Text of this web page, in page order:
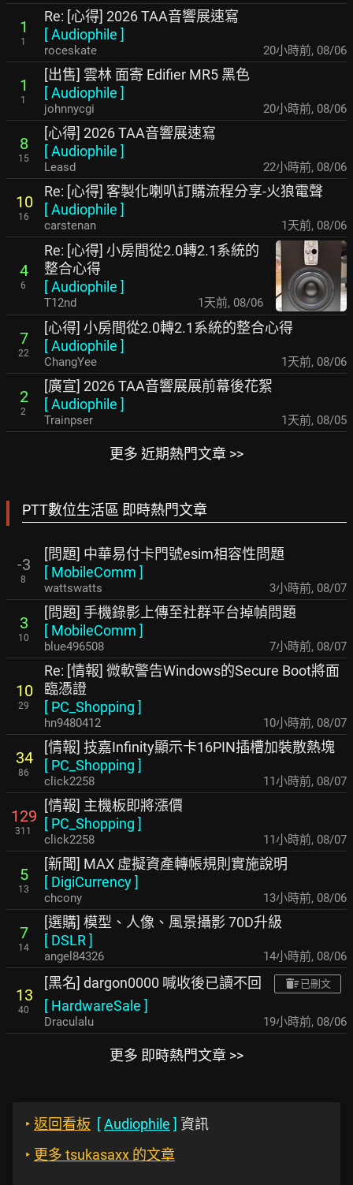
1
1
Re: [心得] 2026 TAA音響展速寫
[Audiophile ]
roceskate 20小時前, 08/06
1
1
[出售] 雲林 面寄 Edifier MR5 黑色
[Audiophile ]
johnnycgi 20小時前, 08/06
8
15
[心得] 2026 TAA音響展速寫
[Audiophile ]
Leasd 22小時前, 08/06
10
16
Re: [心得] 客製化喇叭訂購流程分享-火狼電聲
[Audiophile ]
carstenan 1天前, 08/06
4
6
Re: [心得] 小房間從2.0轉2.1系統的
整合心得
[Audiophile ]
T12nd 1天前, 08/06
7
22
[心得] 小房間從2.0轉2.1系統的整合心得
[Audiophile ]
ChangYee 1天前, 08/06
2
2
[廣宣] 2026 TAA音響展展前幕後花絮
[Audiophile ]
Trainpser 1天前, 08/05
更多 近期熱門文章 >>
PTT數位生活區 即時熱門文章
-3
8
[問題] 中華易付卡門號esim相容性問題
[ MobileComm ]
wattswatts 3小時前, 08/07
3
10
[問題] 手機錄影上傳至社群平台掉幀問題
[ MobileComm ]
blue496508 7小時前, 08/07
10
29
Re: [情報] 微軟警告Windows的Secure Boot將面
臨憑證
[ PC_Shopping ]
hn9480412 10小時前, 08/07
34
86
[情報] 技嘉Infinity顯示卡16PIN插槽加裝散熱塊
[ PC_Shopping ]
click2258 11小時前, 08/07
129
311
[情報] 主機板即將漲價
[ PC_Shopping ]
click2258 11小時前, 08/07
5
13
[新聞] MAX 虛擬資產轉帳規則實施說明
[ DigiCurrency]
chcony 13小時前, 08/06
7
14
[選購] 模型、人像、風景攝影 70D升級
[ DSLR]
angel84326 14小時前, 08/06
13
40
[黑名] dargon0000 喊收後已讀不回 已刪文
[ HardwareSale ]
Draculalu 19小時前, 08/06
更多 即時熱門文章 >>
‣ 返回看板 [Audiophile ] 資訊
‣ 更多 tsukasaxx 的文章